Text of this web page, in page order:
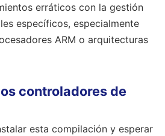
erráticos con la gestión
específicos, especialmente
ARM o arquitecturas
controladores de
esta compilación y esperar